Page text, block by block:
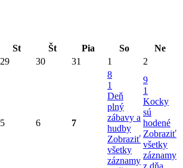
St Št Pia So
Ne
29 30 31 1 2
5 6 7
8
1
Deň
plný
zábavy a
hudby
Zobraziť
všetky
záznamy
9
1
Kocky
sú
hodené
Zobraziť
všetky
záznamy